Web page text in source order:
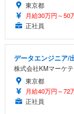
東京都
月給30万円～50
正社員
データエンジニア/
株式会社KMマーケ
東京都
月給40万円～72
正社員